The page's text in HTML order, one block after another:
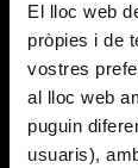
El lloc web
pròpies i de
vostres
al lloc web
puguin
usuaris),